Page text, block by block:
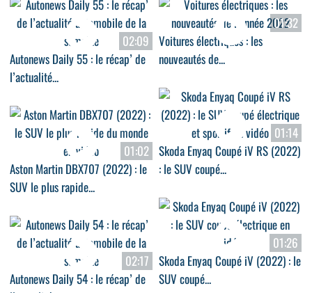
02:09
Autonews Daily 55 : le récap’ de
l’actualité...
01:32
Voitures électriques : les
nouveautés de...
01:14
Skoda Enyaq Coupé iV RS (2022)
: le SUV coupé...
01:02
Aston Martin DBX707 (2022) : le
SUV le plus rapide...
01:26
Skoda Enyaq Coupé iV (2022) : le
SUV coupé...
02:17
Autonews Daily 54 : le récap’ de